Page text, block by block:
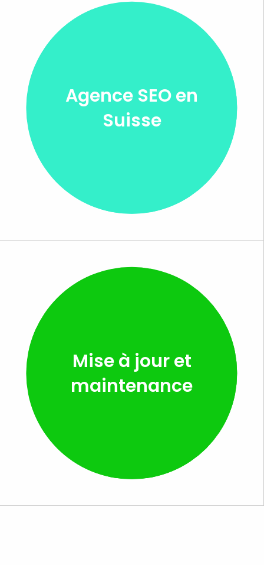
Agence SEO en
Suisse
Mise à jour et
maintenance